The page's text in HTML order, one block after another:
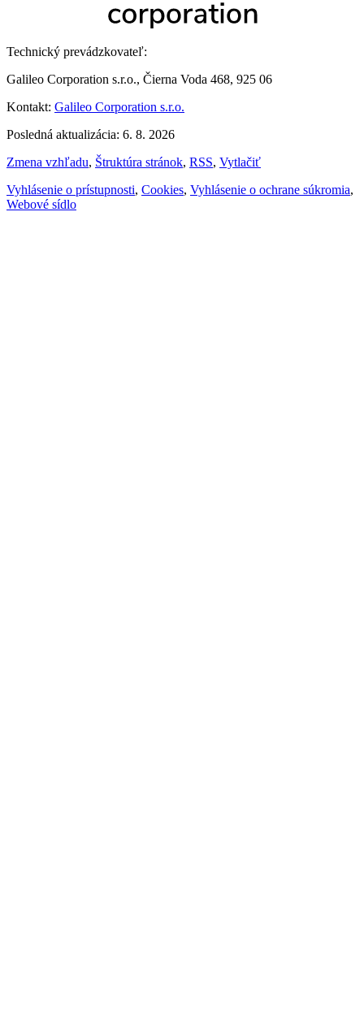
Technický prevádzkovateľ:
Galileo Corporation s.r.o., Čierna Voda 468, 925 06
Kontakt: Galileo Corporation s.r.o.
Posledná aktualizácia: 6. 8. 2026
Zmena vzhľadu, Štruktúra stránok, RSS, Vytlačiť
Vyhlásenie o prístupnosti, Cookies, Vyhlásenie o ochrane súkromia,
Webové sídlo